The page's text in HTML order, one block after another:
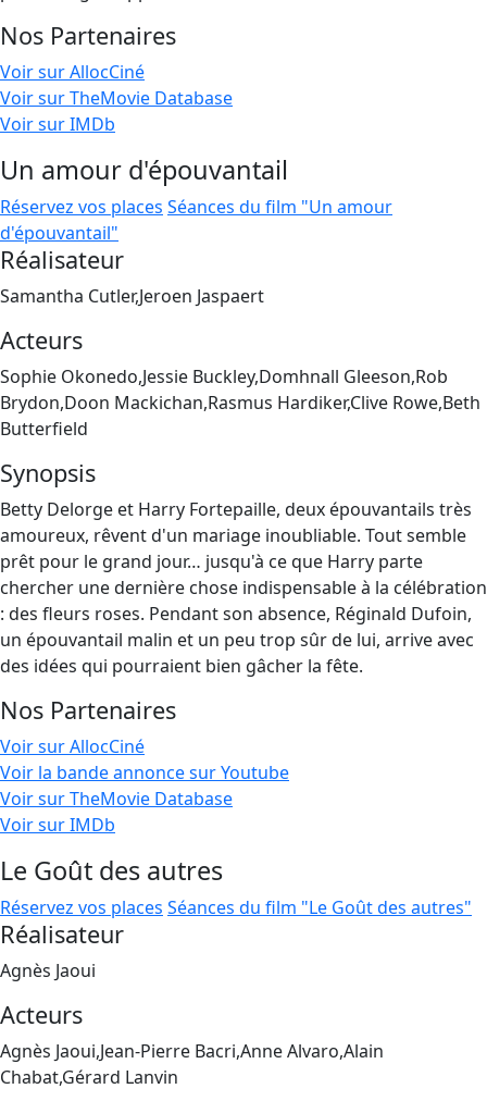
Nos Partenaires
Voir sur AllocCiné
Voir sur TheMovie Database
Voir sur IMDb
Un amour d'épouvantail
Réservez vos places Séances du film "Un amour
d'épouvantail"
Réalisateur
Samantha Cutler,Jeroen Jaspaert
Acteurs
Sophie Okonedo,Jessie Buckley,Domhnall Gleeson,Rob
Brydon,Doon Mackichan,Rasmus Hardiker,Clive Rowe,Beth
Butterfield
Synopsis
Betty Delorge et Harry Fortepaille, deux épouvantails très
amoureux, rêvent d'un mariage inoubliable. Tout semble
prêt pour le grand jour… jusqu'à ce que Harry parte
chercher une dernière chose indispensable à la célébration
: des fleurs roses. Pendant son absence, Réginald Dufoin,
un épouvantail malin et un peu trop sûr de lui, arrive avec
des idées qui pourraient bien gâcher la fête.
Nos Partenaires
Voir sur AllocCiné
Voir la bande annonce sur Youtube
Voir sur TheMovie Database
Voir sur IMDb
Le Goût des autres
Réservez vos places Séances du film "Le Goût des autres"
Réalisateur
Agnès Jaoui
Acteurs
Agnès Jaoui,Jean-Pierre Bacri,Anne Alvaro,Alain
Chabat,Gérard Lanvin